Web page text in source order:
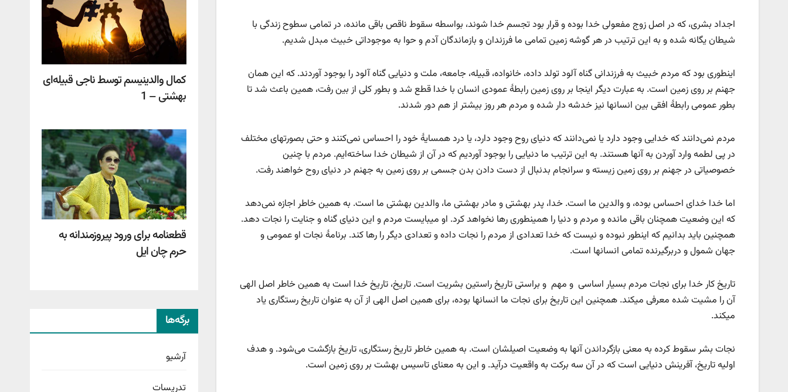
اجداد بشری، که در اصل زوج مفعولی خدا بوده و قرار بود تجسم خدا شوند، بواسطه سقوط ناقص باقی مانده، در تمامی سطوح زندگی با
شیطان یگانه شده و به این ترتیب در هر گوشه زمین تمامی ما فرزندان و بازماندگان آدم و حوا به موجوداتی خبیث مبدل شدیم.
اینطوری بود که مردم خبیث به فرزندانی گناه آلود تولد داده، خانواده، قبیله، جامعه، ملت و دنیایی گناه آلود را بوجود آوردند. که این همان
جهنم بر روی زمین است. به عبارت دیگر اینجا بر روی زمین رابطۀ عمودی انسان با خدا قطع شد و بطور کلی از بین رفت، همین باعث شد تا
بطور عمومی رابطۀ افقی بین انسانها نیز خدشه دار شده و مردم هر روز بیشتر از هم دور شدند.
مردم نمی‌دانند که خدایی وجود دارد یا نمی‌دانند که دنیای روح وجود دارد، یا درد همسایۀ خود را احساس نمی‌کنند و حتی بصورتهای مختلف
در پی لطمه وارد آوردن به آنها هستند. به این ترتیب ما دنیایی را بوجود آوردیم که در آن از شیطان خدا ساخته‌ایم. مردم با چنین
خصوصیاتی در جهنم بر روی زمین زیسته و سرانجام بدنبال از دست دادن بدن جسمی بر روی زمین به جهنم در دنیای روح خواهند رفت.
اما خدا خدای احساس بوده، و والدین ما است. خدا، پدر بهشتی و مادر بهشتی ما، والدین بهشتی ما است. به همین خاطر اجازه نمی‌دهد
که این وضعیت همچنان باقی مانده و مردم و دنیا را همینطوری رها نخواهد کرد. او میبایست مردم و این دنیای گناه و جنایت را نجات دهد.
همچنین باید بدانیم که اینطور نبوده و نیست که خدا تعدادی از مردم را نجات داده و تعدادی دیگر را رها کند. برنامۀ نجات او عمومی و
جهان شمول و دربرگیرنده تمامی انسانها است.
تاریخ کار خدا برای نجات مردم بسیار اساسی و مهم و براستی تاریخ راستین بشریت است. تاریخ، تاریخ خدا است به همین خاطر اصل الهی
آن را مشیت شده معرفی میکند. همچنین این تاریخ برای نجات ما انسانها بوده، برای همین اصل الهی از آن به عنوان تاریخ رستگاری یاد
میکند.
نجات بشر سقوط کرده‌ به معنی بازگرداندن آنها به وضعیت اصیلشان است. به همین خاطر تاریخ رستگاری، تاریخ بازگشت می‌شود. و هدف
اولیه تاریخ، آفرینش دنیایی است که در آن سه برکت به واقعیت درآید. و این به معنای تاسیس بهشت بر روی زمین است.
کمال والدینیسم توسط ناجی قبیله‌ای
بهشتی – 1
قطعنامه برای ورود پیروزمندانه به
حرم چان ایل
برگه‌ها
آرشیو
تدریسات